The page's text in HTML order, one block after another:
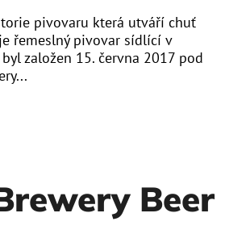
pivovaru která utváří chuť
řemeslný pivovar sídlící v
založen 15. června 2017 pod
Beer